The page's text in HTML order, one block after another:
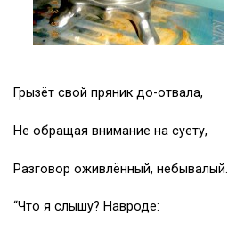
Грызёт свой пряник до-отвала,
Не обращая внимание на суету,
Разговор оживлённый, небывалый.
“Что я слышу? Навроде: